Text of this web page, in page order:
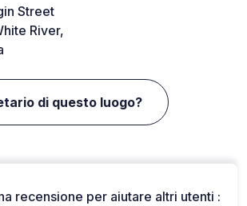
Street
River,
di questo luogo?
recensione per aiutare altri utenti :